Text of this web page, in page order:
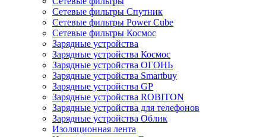
Сетевые фильтры Спутник
Сетевые фильтры Power Cube
Сетевые фильтры Космос
Зарядные устройства
Зарядные устройства Космос
Зарядные устройства ОГОНЬ
Зарядные устройства Smartbuy
Зарядные устройства GP
Зарядные устройства ROBITON
Зарядные устройства для телефонов
Зарядные устройства Облик
Изоляционная лента